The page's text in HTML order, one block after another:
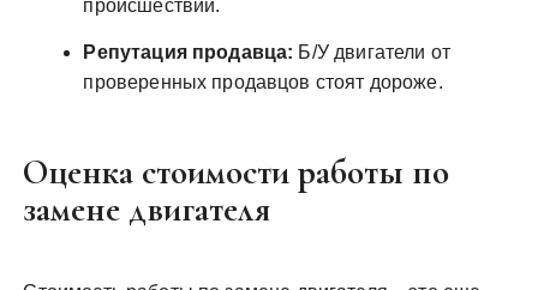
происшествий.
Репутация продавца: Б/У двигатели от
проверенных продавцов стоят дороже.
Оценка стоимости работы по
замене двигателя